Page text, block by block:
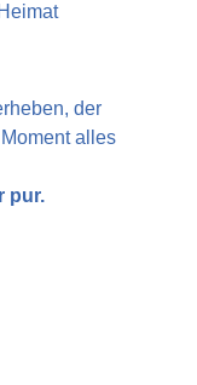
der
alles
pur.